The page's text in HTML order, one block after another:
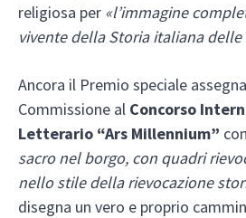
religiosa per «l’immagine
vivente della Storia italiana delle
Ancora il Premio speciale
Commissione al Concorso
Letterario “Ars Millennium”
sacro nel borgo, con quadri
nello stile della rievocazione
disegna un vero e proprio